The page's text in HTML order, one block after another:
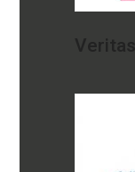
Veritas